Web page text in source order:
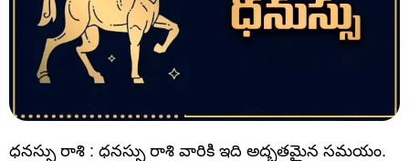
ధనస్సు రాశి : ధనస్సు రాశి వారికి ఇది అద్భతమైన సమయం.